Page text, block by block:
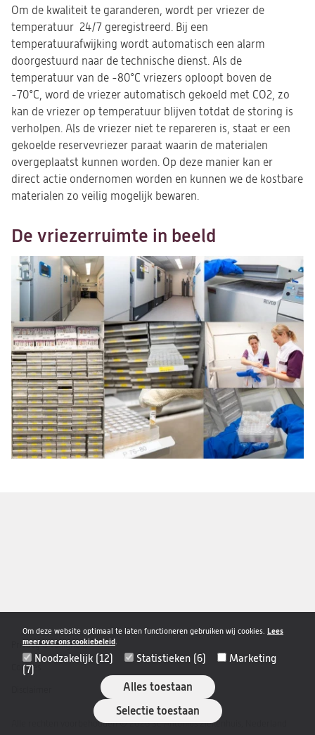
Om deze website optimaal te laten functioneren gebruiken wij cookies. Lees
meer over ons cookiebeleid.
Noodzakelijk (12) Statistieken (6)
Marketing
(7)
Alles toestaan
Selectie toestaan
Om de kwaliteit te garanderen, wordt per vriezer de
temperatuur 24/7 geregistreerd. Bij een
temperatuurafwijking wordt automatisch een alarm
doorgestuurd naar de technische dienst. Als de
temperatuur van de -80°C vriezers oploopt boven de
-70°C, word de vriezer automatisch gekoeld met CO2, zo
kan de vriezer op temperatuur blijven totdat de storing is
verholpen. Als de vriezer niet te repareren is, staat er een
gekoelde reservevriezer paraat waarin de materialen
overgeplaatst kunnen worden. Op deze manier kan er
direct actie ondernomen worden en kunnen we de kostbare
materialen zo veilig mogelijk bewaren.
De vriezerruimte in beeld
Disclaimer
navigatie
Privacy & veiligheid
Cookies
Alle rechten voorbehouden © 2026 St. Antonius Ziekenhuis, Nederland